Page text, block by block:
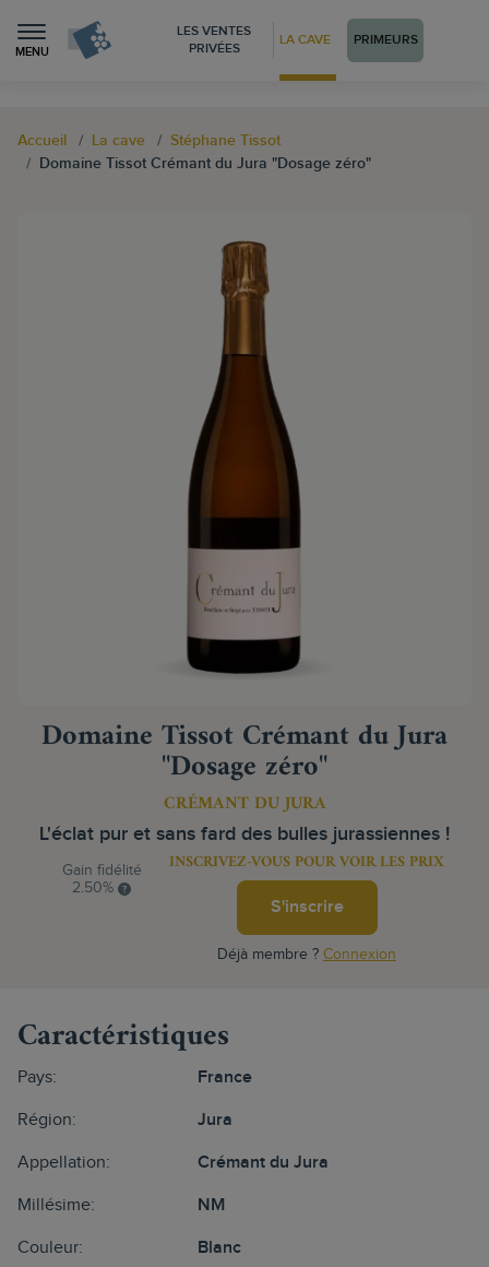
MENU
LES VENTES
PRIVÉES
LA CAVE PRIMEURS
Accueil La cave
Stéphane Tissot
Domaine Tissot Crémant du Jura "Dosage zéro"
Domaine Tissot Crémant du Jura
"Dosage zéro"
CRÉMANT DU JURA
L'éclat pur et sans fard des bulles jurassiennes !
Gain fidélité
2.50%
INSCRIVEZ-VOUS POUR VOIR LES PRIX
S'inscrire
Déjà membre ? Connexion
Caractéristiques
Pays: France
Région: Jura
Appellation: Crémant du Jura
Millésime: NM
Couleur: Blanc